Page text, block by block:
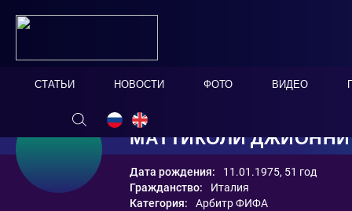
СТАТЬИ НОВОСТИ ФОТО ВИДЕО
МАТТИКОЛИ ДЖИОННИ
Дата рождения:
11.01.1975, 51 год
Гражданство:
Италия
Категория:
Арбитр ФИФА